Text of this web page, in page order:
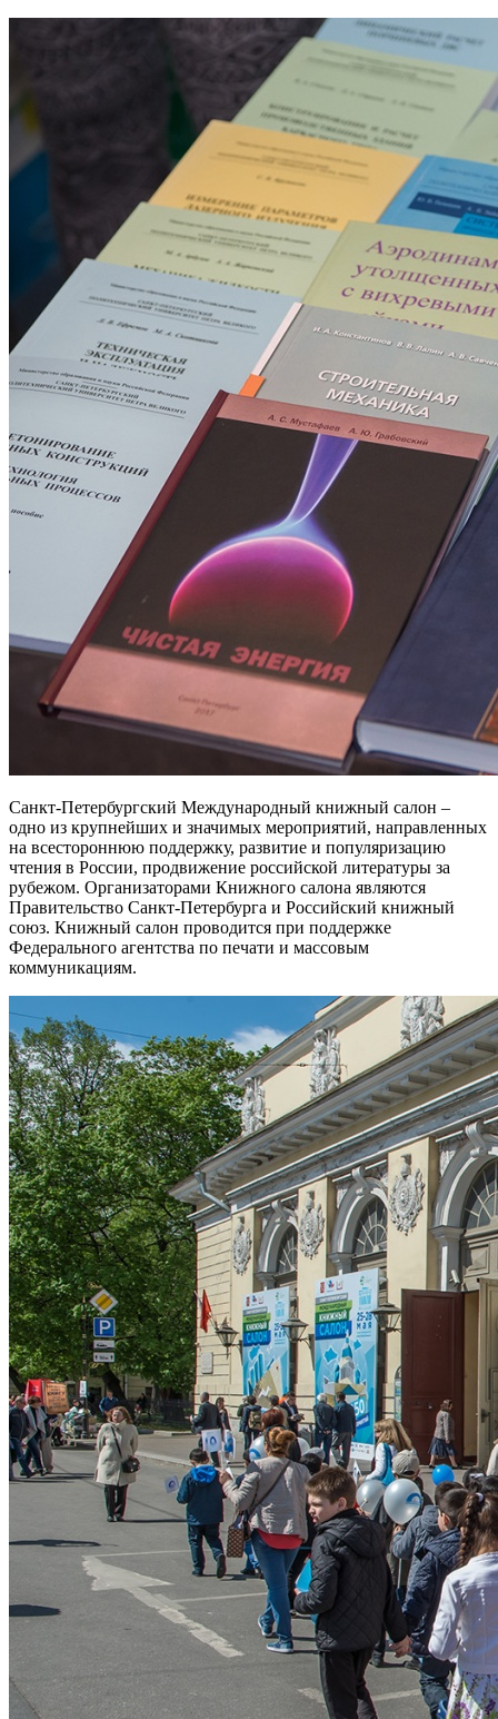
Санкт-Петербургский Международный книжный салон –
одно из крупнейших и значимых мероприятий, направленных
на всестороннюю поддержку, развитие и популяризацию
чтения в России, продвижение российской литературы за
рубежом. Организаторами Книжного салона являются
Правительство Санкт-Петербурга и Российский книжный
союз. Книжный салон проводится при поддержке
Федерального агентства по печати и массовым
коммуникациям.